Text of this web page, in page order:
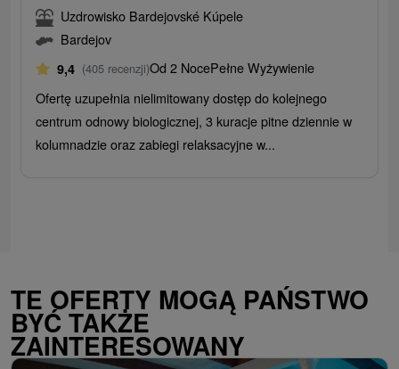
Uzdrowisko Bardejovské Kúpele
Bardejov
9,4 (405 recenzji)Od 2 NocePełne Wyżywienie
Ofertę uzupełnia nielimitowany dostęp do kolejnego
centrum odnowy biologicznej, 3 kuracje pitne dziennie w
kolumnadzie oraz zabiegi relaksacyjne w...
TE OFERTY MOGĄ PAŃSTWO
BYĆ TAKŻE
ZAINTERESOWANY